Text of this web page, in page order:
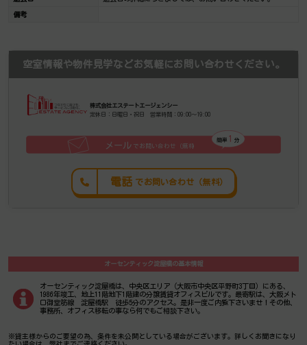
備考
空室情報や物件見学などお気軽にお問い合わせください。
株式会社エステートエージェンシー
定休日：日曜日・祝日 営業時間：09:00～19:00
でお問い合わせ（無料）
メール
簡単 分
1
電話 でお問い合わせ（無料）
オーセンティック淀屋橋の基本情報
オーセンティック淀屋橋は、中央区エリア（大阪市中央区平野町3丁目）にある、
1986年竣工、地上11階地下1階建の分譲賃貸オフィスビルです。最寄駅は、大阪メト
ロ御堂筋線 淀屋橋駅 徒歩5分のアクセス。是非一度ご内覧下さいませ！その他、
事務所、オフィス移転の事なら何でもご相談下さい。
※貸主様からのご要望の為、条件を未公開としている場合がございます。詳しくお聞きになり